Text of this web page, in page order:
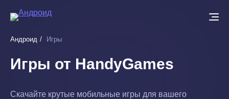
основному
Андроид Игры
Игры от HandyGames
Скачайте крутые мобильные игры для вашего